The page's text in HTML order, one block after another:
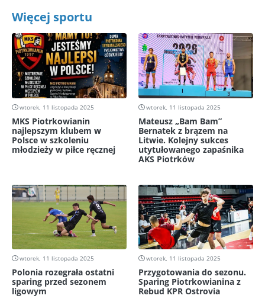
Więcej sportu
wtorek, 11 listopada 2025
MKS Piotrkowianin
najlepszym klubem w
Polsce w szkoleniu
młodzieży w piłce ręcznej
wtorek, 11 listopada 2025
Mateusz „Bam Bam”
Bernatek z brązem na
Litwie. Kolejny sukces
utytułowanego zapaśnika
AKS Piotrków
wtorek, 11 listopada 2025
Polonia rozegrała ostatni
sparing przed sezonem
ligowym
wtorek, 11 listopada 2025
Przygotowania do sezonu.
Sparing Piotrkowianina z
Rebud KPR Ostrovia